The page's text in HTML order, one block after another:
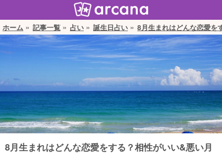
ホーム 記事一覧 占い 誕生日占い 8月生まれはどんな恋愛を
8月生まれはどんな恋愛をする？相性がいい&悪い月